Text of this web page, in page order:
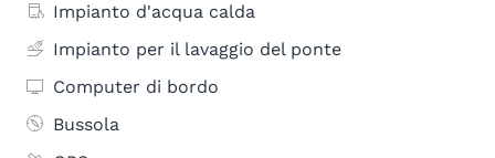
Impianto d'acqua calda
Impianto per il lavaggio del ponte
Computer di bordo
Bussola